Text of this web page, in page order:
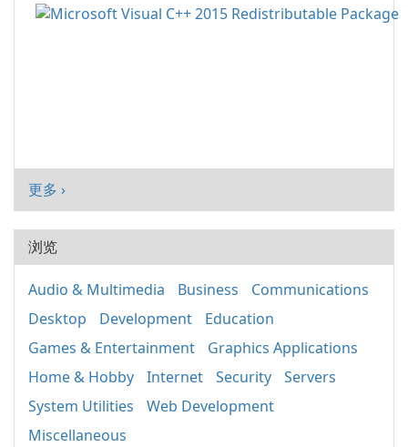
更多 ›
浏览
Audio & Multimedia Business
Communications
Desktop
Development
Education
Games & Entertainment
Graphics Applications
Home & Hobby
Internet Security
Servers
System Utilities
Web Development
Miscellaneous